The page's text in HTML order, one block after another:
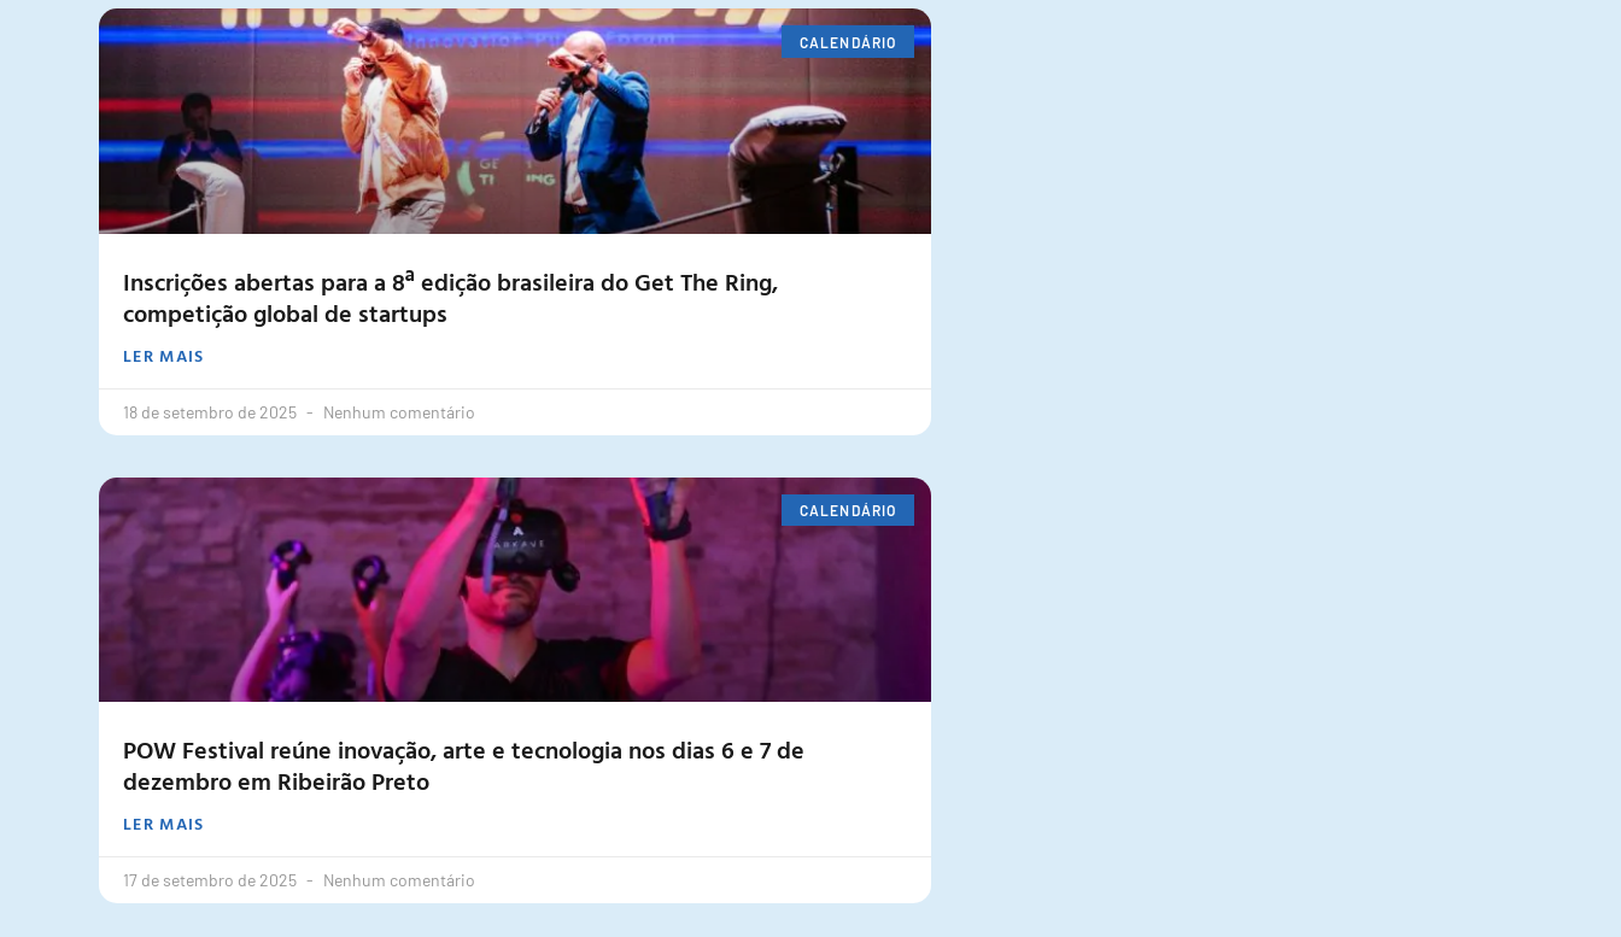
CALENDÁRIO
Inscrições abertas para a 8ª edição brasileira do Get The Ring,
competição global de startups
LER MAIS
18 de setembro de 2025 Nenhum comentário
CALENDÁRIO
POW Festival reúne inovação, arte e tecnologia nos dias 6 e 7 de
dezembro em Ribeirão Preto
LER MAIS
17 de setembro de 2025 Nenhum comentário